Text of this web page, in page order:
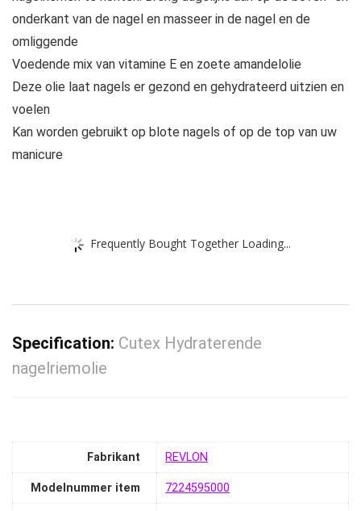
onderkant van de nagel en masseer in de nagel en de
omliggende
Voedende mix van vitamine E en zoete amandelolie
Deze olie laat nagels er gezond en gehydrateerd uitzien en
voelen
Kan worden gebruikt op blote nagels of op de top van uw
manicure
Frequently Bought Together Loading...
Specification: Cutex Hydraterende
nagelriemolie
Fabrikant ‎REVLON
Modelnummer item ‎7224595000